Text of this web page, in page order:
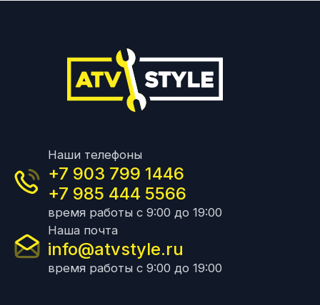
Наши телефоны
+7 903 799 1446
+7 985 444 5566
время работы с 9:00 до 19:00
Наша почта
info@atvstyle.ru
время работы с 9:00 до 19:00